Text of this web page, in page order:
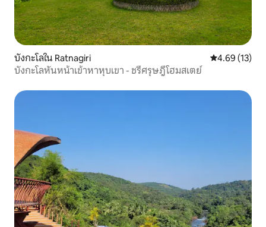
บังกะโลใน Ratnagiri คะแนนเฉลี่ย
4.69 (13)
บังกะโลหันหน้าเข้าหาหุบเขา - ชรีศรุษฎีโฮมสเตย์